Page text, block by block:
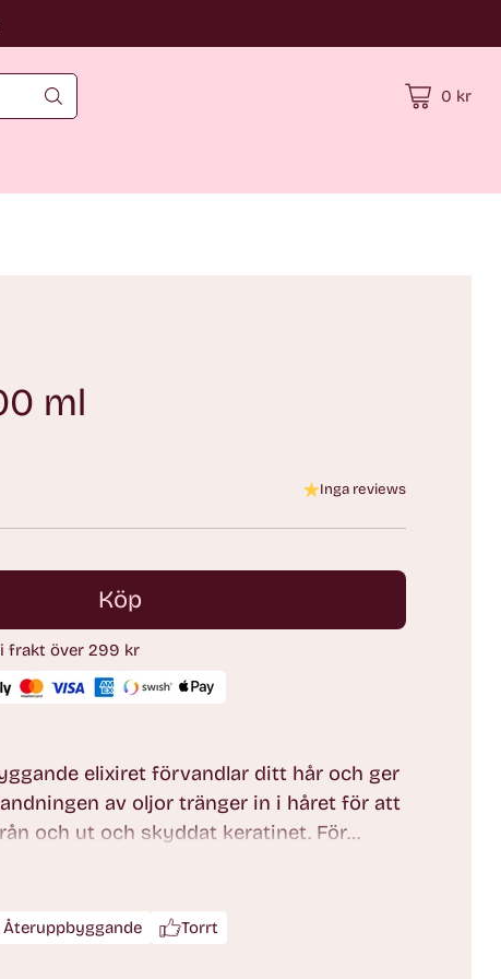
0 kr
ml
Inga reviews
Köp
frakt över 299 kr
elixiret förvandlar ditt hår och ger
av oljor tränger in i håret för att
och ut och skyddat keratinet. För
Återuppbyggande Torrt